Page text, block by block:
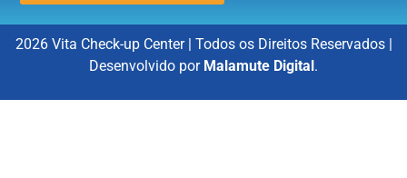
2026 Vita Check-up Center | Todos os Direitos Reservados |
Desenvolvido por Malamute Digital .